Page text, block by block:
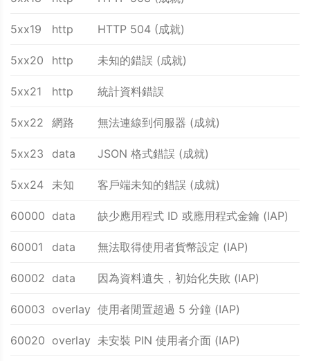
5xx19 http HTTP 504 (成就)
5xx20 http 未知的錯誤 (成就)
5xx21 http 統計資料錯誤
5xx22 網路 無法連線到伺服器 (成就)
5xx23 data JSON 格式錯誤 (成就)
5xx24 未知 客戶端未知的錯誤 (成就)
60000 data 缺少應用程式 ID 或應用程式金鑰 (IAP)
60001 data 無法取得使用者貨幣設定 (IAP)
60002 data 因為資料遺失，初始化失敗 (IAP)
60003 overlay 使用者閒置超過 5 分鐘 (IAP)
60020 overlay 未安裝 PIN 使用者介面 (IAP)